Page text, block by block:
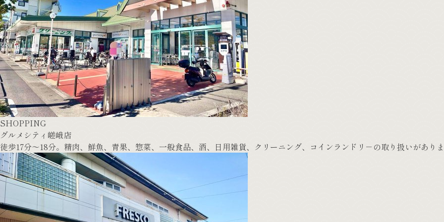
SHOPPING
グルメシティ嵯峨店
徒歩17分～18分。精肉、鮮魚、青果、惣菜、一般食品、酒、日用雑貨、クリーニング、コインランドリ－の取り扱いがあり